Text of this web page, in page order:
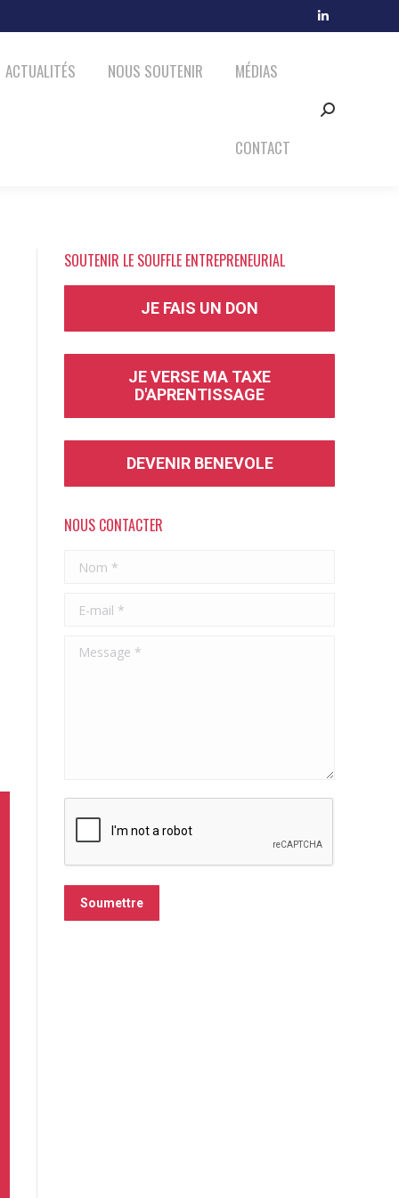
new
ACTUALITÉS NOUS SOUTENIR MÉDIAS
CONTACT
Search:
SOUTENIR LE SOUFFLE ENTREPRENEURIAL
JE FAIS UN DON
JE VERSE MA TAXE
D'APRENTISSAGE
DEVENIR BENEVOLE
NOUS CONTACTER
Nom *
E-mail *
Message *
Soumettre
MÉDIAS CONTACT Search: